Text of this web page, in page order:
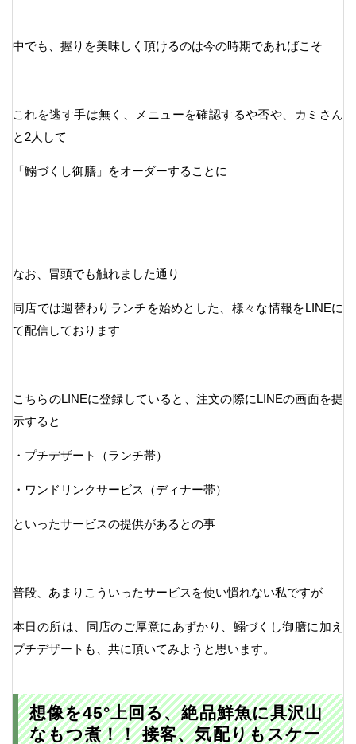
中でも、握りを美味しく頂けるのは今の時期であればこそ
これを逃す手は無く、メニューを確認するや否や、カミさん
と2人して
「鰯づくし御膳」をオーダーすることに
なお、冒頭でも触れました通り
同店では週替わりランチを始めとした、様々な情報をLINEに
て配信しております
こちらのLINEに登録していると、注文の際にLINEの画面を提
示すると
・プチデザート（ランチ帯）
・ワンドリンクサービス（ディナー帯）
といったサービスの提供があるとの事
普段、あまりこういったサービスを使い慣れない私ですが
本日の所は、同店のご厚意にあずかり、鰯づくし御膳に加え
プチデザートも、共に頂いてみようと思います。
想像を45°上回る、絶品鮮魚に具沢山
なもつ煮！！ 接客、気配りもスケー